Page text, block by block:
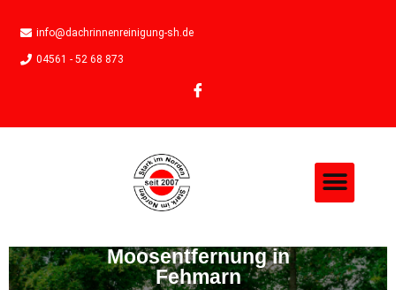
info@dachrinnenreinigung-sh.de
04561 - 52 68 873
Moosentfernung in
Fehmarn